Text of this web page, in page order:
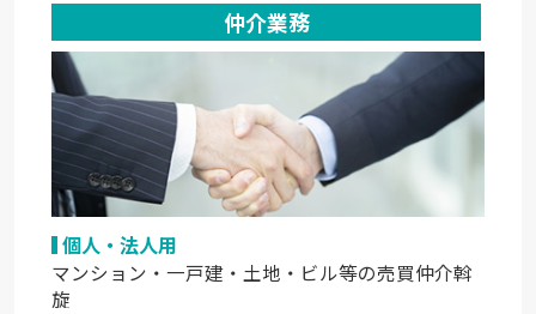
仲介業務
個人・法人用
マンション・一戸建・土地・ビル等の売買仲介斡
旋